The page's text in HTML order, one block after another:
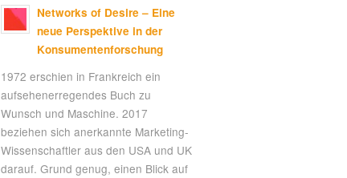
Networks of Desire – Eine
neue Perspektive in der
Konsumentenforschung
1972 erschien in Frankreich ein
aufsehenerregendes Buch zu
Wunsch und Maschine. 2017
beziehen sich anerkannte Marketing-
Wissenschaftler aus den USA und UK
darauf. Grund genug, einen Blick auf